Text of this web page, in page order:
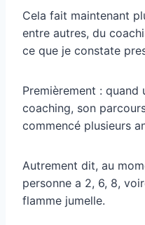
Cela fait maintenant
entre autres, du
ce que je constate
Premièrement : quand
coaching, son
commencé plusieurs
Autrement dit, au
personne a 2, 6, 8,
flamme jumelle.